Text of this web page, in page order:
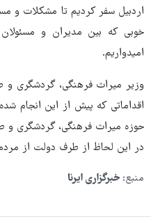
اردبیل سفر کردیم تا مشکلات و
خوبی که بین مدیران و
امیدواریم.
وزیر میراث‌ فرهنگی، گردشگری و
اقداماتی که پیش از این انجام
حوزه میراث‌ فرهنگی، گردشگری و
در این لحاظ از طرف دولت از
منبع: خبرگزاری ایرنا